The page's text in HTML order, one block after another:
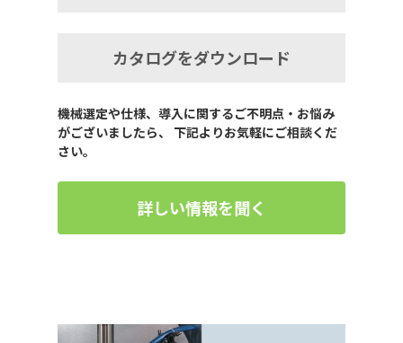
カタログをダウンロード
機械選定や仕様、導入に関するご不明点・お悩み
がございましたら、 下記よりお気軽にご相談くだ
さい。
詳しい情報を聞く